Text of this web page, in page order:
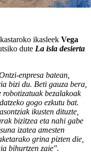
ikasleek Vega
dute La isla desierta
enpresa batean,
bizi du. Beti gauza bera,
robotizatuak bezalakoak
gogo ezkutu bat.
ikusten dituzte,
bizitzea eta nahi gabe
izatea amesten
grina pizten die,
bihurtzen zaie".